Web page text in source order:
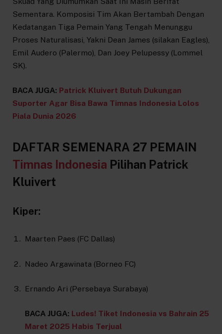
Sementara. Komposisi Tim Akan Bertambah Dengan
Kedatangan Tiga Pemain Yang Tengah Menunggu
Proses Naturalisasi, Yakni Dean James (silakan Eagles),
Emil Audero (Palermo), Dan Joey Pelupessy (Lommel
SK).
BACA JUGA: Patrick Kluivert Butuh Dukungan
Suporter Agar Bisa Bawa Timnas Indonesia Lolos
Piala Dunia 2026
DAFTAR SEMENARA 27 PEMAIN
Timnas Indonesia Pilihan Patrick
Kluivert
Kiper:
Maarten Paes (FC Dallas)
Nadeo Argawinata (Borneo FC)
Ernando Ari (Persebaya Surabaya)
BACA JUGA: Ludes! Tiket Indonesia vs Bahrain 25
Maret 2025 Habis Terjual